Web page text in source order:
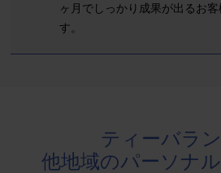
ヶ月でしっかり成果が出るお
す。
ティーバラ
他地域のパーソナ